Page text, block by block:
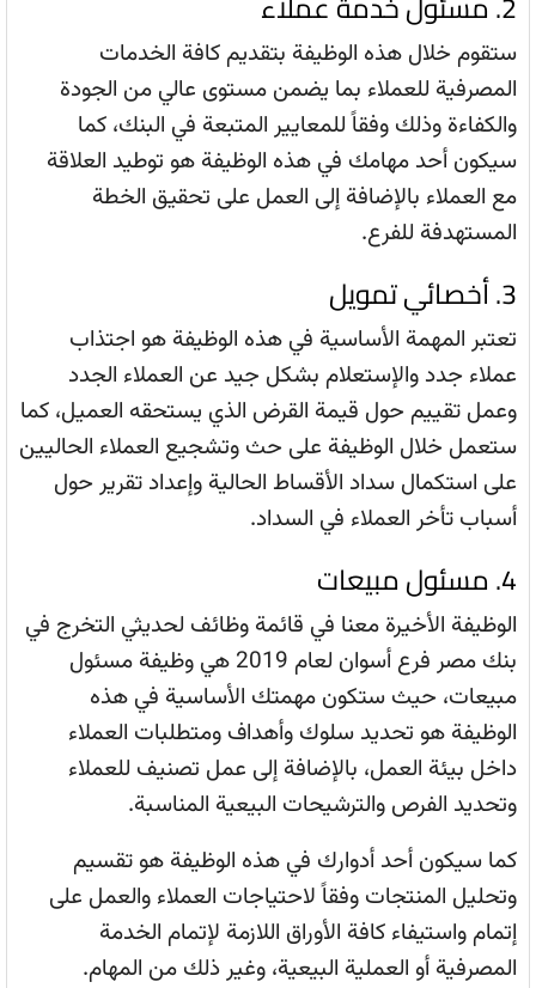
ستقوم خلال هذه الوظيفة بتقديم كافة الخدمات
المصرفية للعملاء بما يضمن مستوى عالي من الجودة
والكفاءة وذلك وفقاً للمعايير المتبعة في البنك، كما
سيكون أحد مهامك في هذه الوظيفة هو توطيد العلاقة
مع العملاء بالإضافة إلى العمل على تحقيق الخطة
المستهدفة للفرع.
3. أخصائي تمويل
تعتبر المهمة الأساسية في هذه الوظيفة هو اجتذاب
عملاء جدد والإستعلام بشكل جيد عن العملاء الجدد
وعمل تقييم حول قيمة القرض الذي يستحقه العميل، كما
ستعمل خلال الوظيفة على حث وتشجيع العملاء الحاليين
على استكمال سداد الأقساط الحالية وإعداد تقرير حول
أسباب تأخر العملاء في السداد.
4. مسئول مبيعات
الوظيفة الأخيرة معنا في قائمة وظائف لحديثي التخرج في
بنك مصر فرع أسوان لعام 2019 هي وظيفة مسئول
مبيعات، حيث ستكون مهمتك الأساسية في هذه
الوظيفة هو تحديد سلوك وأهداف ومتطلبات العملاء
داخل بيئة العمل، بالإضافة إلى عمل تصنيف للعملاء
وتحديد الفرص والترشيحات البيعية المناسبة.
كما سيكون أحد أدوارك في هذه الوظيفة هو تقسيم
وتحليل المنتجات وفقاً لاحتياجات العملاء والعمل على
إتمام واستيفاء كافة الأوراق اللازمة لإتمام الخدمة
المصرفية أو العملية البيعية، وغير ذلك من المهام.